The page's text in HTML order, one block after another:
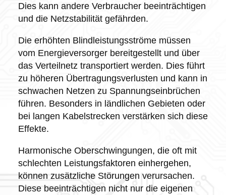
Dies kann andere Verbraucher beeinträchtigen
und die Netzstabilität gefährden.
Die erhöhten Blindleistungsströme müssen
vom Energieversorger bereitgestellt und über
das Verteilnetz transportiert werden. Dies führt
zu höheren Übertragungsverlusten und kann in
schwachen Netzen zu Spannungseinbrüchen
führen. Besonders in ländlichen Gebieten oder
bei langen Kabelstrecken verstärken sich diese
Effekte.
Harmonische Oberschwingungen, die oft mit
schlechten Leistungsfaktoren einhergehen,
können zusätzliche Störungen verursachen.
Diese beeinträchtigen nicht nur die eigenen